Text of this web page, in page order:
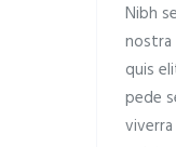
Nibh
nostra
quis
pede